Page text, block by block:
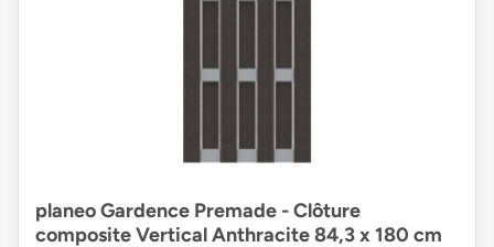
planeo Gardence Premade - Clôture
composite Vertical Anthracite 84,3 x 180 cm